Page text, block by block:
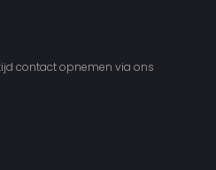
contact opnemen via ons